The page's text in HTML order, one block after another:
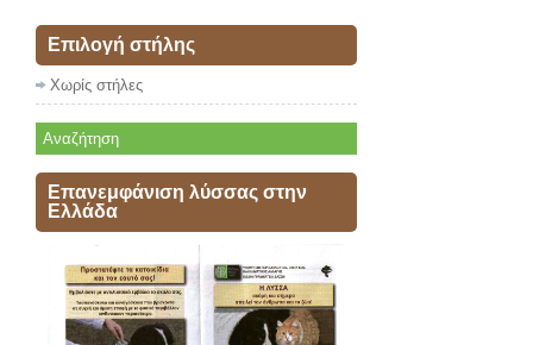
Επιλογή στήλης
Χωρίς στήλες
Επανεμφάνιση λύσσας στην
Ελλάδα